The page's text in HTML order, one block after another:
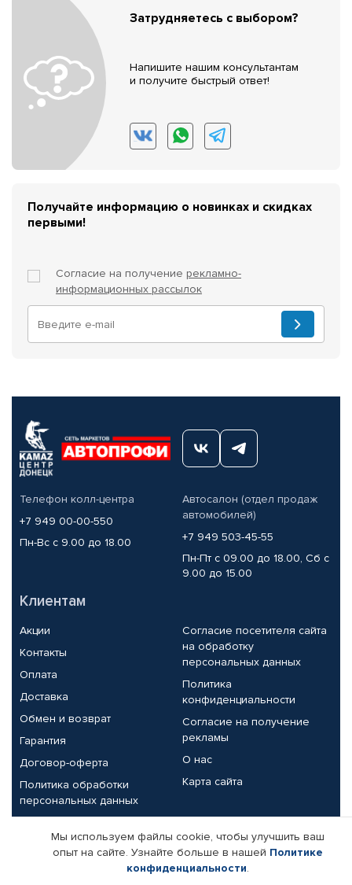
Затрудняетесь с выбором?
Напишите нашим консультантам
и получите быстрый ответ!
Получайте информацию о новинках и скидках
первыми!
Согласие на получение рекламно-
информационных рассылок
Телефон колл-центра
+7 949 00-00-550
Пн-Вс с 9.00 до 18.00
Автосалон (отдел продаж
автомобилей)
+7 949 503-45-55
Пн-Пт с 09.00 до 18.00, Сб с
9.00 до 15.00
Клиентам
Акции
Контакты
Оплата
Доставка
Обмен и возврат
Гарантия
Договор-оферта
Политика обработки
персональных данных
Согласие посетителя сайта
на обработку
персональных данных
Политика
конфиденциальности
Согласие на получение
рекламы
О нас
Карта сайта
Партнерам
Корпоративным клиентам
Реквизиты компании
Мы используем файлы cookie, чтобы улучшить ваш
опыт на сайте. Узнайте больше в нашей Политике
конфиденциальности.